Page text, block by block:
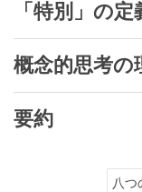
「特別」の定
概念的思考の
要約
八つ